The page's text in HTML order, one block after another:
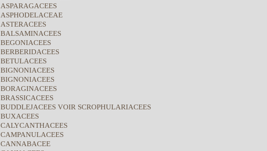
ASPARAGACEES
ASPHODELACEAE
ASTERACEES
BALSAMINACEES
BEGONIACEES
BERBERIDACEES
BETULACEES
BIGNONIACEES
BIGNONIACEES
BORAGINACEES
BRASSICACEES
BUDDLEJACEES VOIR SCROPHULARIACEES
BUXACEES
CALYCANTHACEES
CAMPANULACEES
CANNABACEE